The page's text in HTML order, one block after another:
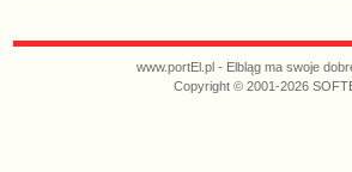
www.portEl.pl - Elbląg ma swoje
Copyright © 2001-2026